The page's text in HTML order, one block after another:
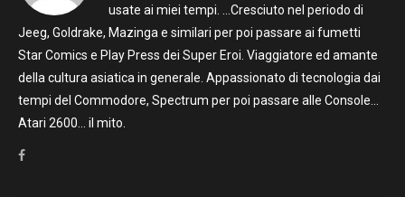
usate ai miei tempi. …Cresciuto nel periodo di
Jeeg, Goldrake, Mazinga e similari per poi passare ai fumetti
Star Comics e Play Press dei Super Eroi. Viaggiatore ed amante
della cultura asiatica in generale. Appassionato di tecnologia dai
tempi del Commodore, Spectrum per poi passare alle Console…
Atari 2600… il mito.